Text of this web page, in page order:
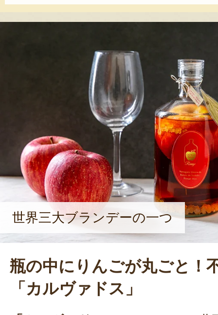
いた時に、以前お客様から教えても
スを思い出したんです」と語る。知
まま育てるという特殊な栽培方法は
試行錯誤の連続だという。「木に負
置の仕方や、瓶に収まるちょうど良
夫。瓶を付けた状態で綺麗に色付け
題は山積みです」と、山口さん。苦
毎日成長するりんごを見ることが、
になっているという。「C’est la vie
て、山口さんは「まず見た目から、
る商品です。家族や友人など、ぜひ
いですね」と語った。
世界三大ブランデーの一つ
瓶の中にりんごが丸ごと！
「カルヴァドス」